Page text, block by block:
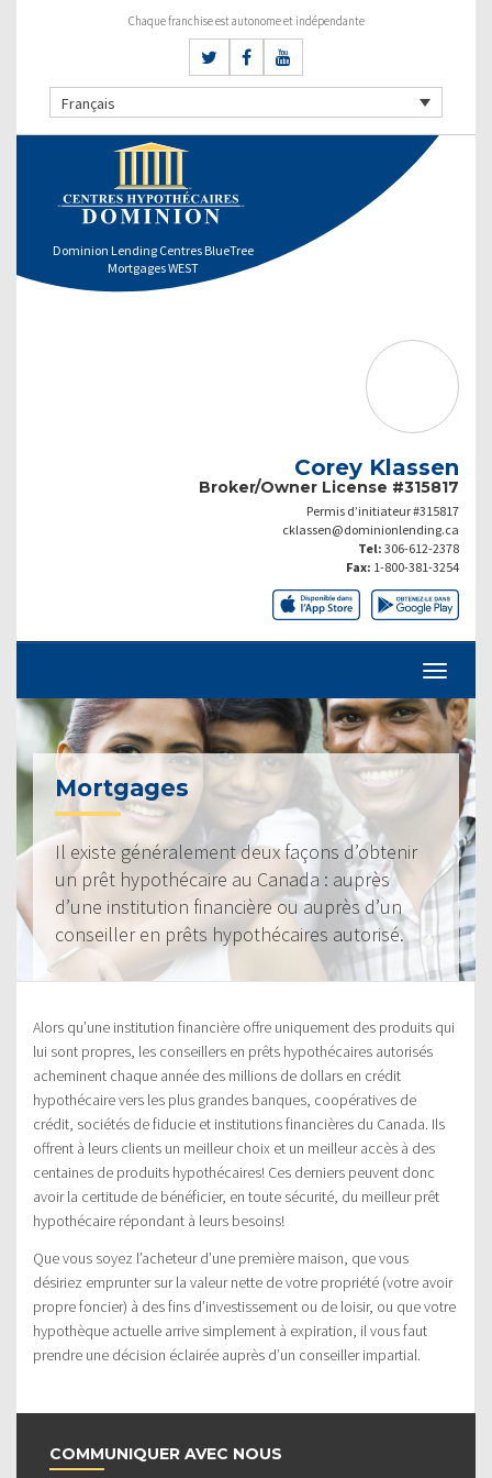
Chaque franchise est autonome et indépendante
Français
Dominion Lending Centres BlueTree
Mortgages WEST
Corey Klassen
Broker/Owner License #315817
Permis d’initiateur #315817
cklassen@dominionlending.ca
Tel: 306-612-2378
Fax: 1-800-381-3254
Mortgages
Il existe généralement deux façons d’obtenir
un prêt hypothécaire au Canada : auprès
d’une institution financière ou auprès d’un
conseiller en prêts hypothécaires autorisé.
Alors qu’une institution financière offre uniquement des produits qui
lui sont propres, les conseillers en prêts hypothécaires autorisés
acheminent chaque année des millions de dollars en crédit
hypothécaire vers les plus grandes banques, coopératives de
crédit, sociétés de fiducie et institutions financières du Canada. Ils
offrent à leurs clients un meilleur choix et un meilleur accès à des
centaines de produits hypothécaires! Ces derniers peuvent donc
avoir la certitude de bénéficier, en toute sécurité, du meilleur prêt
hypothécaire répondant à leurs besoins!
Que vous soyez l’acheteur d’une première maison, que vous
désiriez emprunter sur la valeur nette de votre propriété (votre avoir
propre foncier) à des fins d’investissement ou de loisir, ou que votre
hypothèque actuelle arrive simplement à expiration, il vous faut
prendre une décision éclairée auprès d’un conseiller impartial.
COMMUNIQUER AVEC NOUS